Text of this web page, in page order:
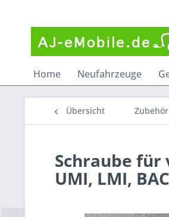
Home Neufahrzeuge
Übersicht Zubehör
Schraube für
UMI, LMI,